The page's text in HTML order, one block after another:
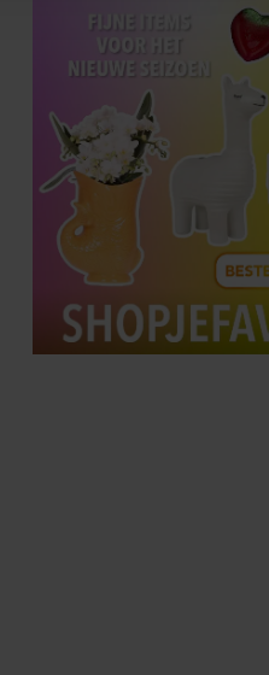
met onze cookies als u